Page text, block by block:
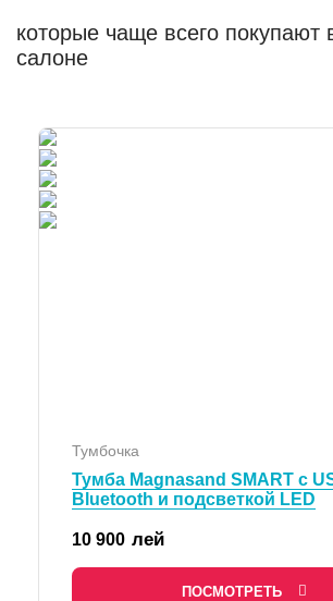
которые чаще всего
салоне
Тумбочка
Тумба Magnasand SMART с
Bluetooth и подсветкой LED
10 900 лей
ПОСМОТРЕТЬ